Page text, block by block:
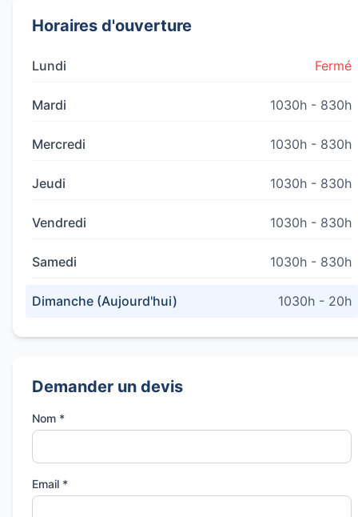
Horaires d'ouverture
Lundi Fermé
Mardi 1030h - 830h
Mercredi 1030h - 830h
Jeudi 1030h - 830h
Vendredi 1030h - 830h
Samedi 1030h - 830h
Dimanche (Aujourd'hui) 1030h - 20h
Demander un devis
Nom *
Email *